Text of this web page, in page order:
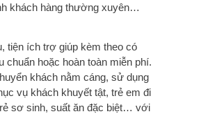
khách hàng thường xuyên…
tiện ích trợ giúp kèm theo có
chuẩn hoặc hoàn toàn miễn phí.
khách nằm cáng, sử dụng
vụ khách khuyết tật, trẻ em đi
sơ sinh, suất ăn đặc biệt… với